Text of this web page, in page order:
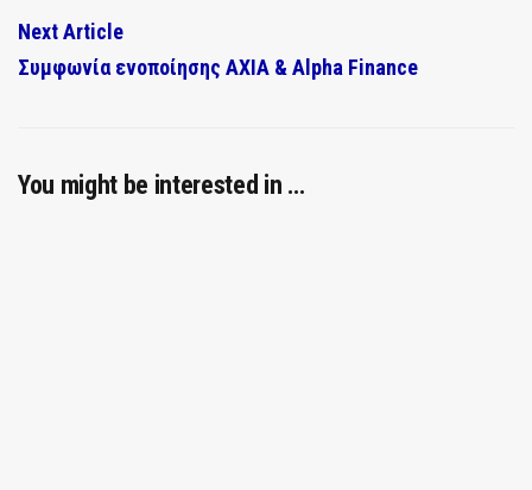
Next Article
Συμφωνία ενοποίησης AXIA & Alpha Finance
You might be interested in …